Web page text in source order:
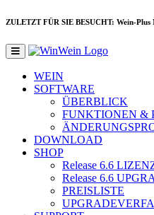
ZULETZT FÜR SIE BESUCHT: Wein-Plus
WEIN
SOFTWARE
ÜBERBLICK
FUNKTIONEN &
DOWNLOAD
SHOP
Release 6.6
Release 6.6
PREISLISTE